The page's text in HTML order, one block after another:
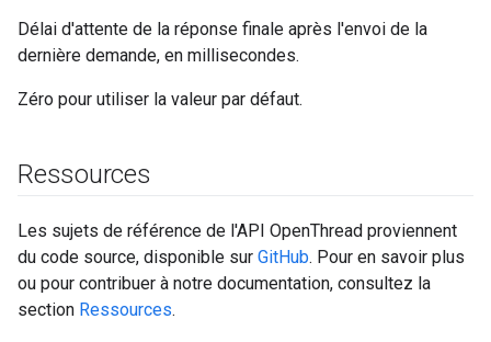
Délai d'attente de la réponse finale après l'envoi de la
dernière demande, en millisecondes.
Zéro pour utiliser la valeur par défaut.
Ressources
Les sujets de référence de l'API OpenThread proviennent
du code source, disponible sur GitHub. Pour en savoir plus
ou pour contribuer à notre documentation, consultez la
section Ressources.